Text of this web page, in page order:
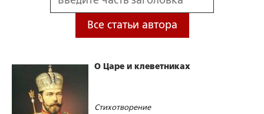
Все статьи автора
О Царе и клеветниках
Стихотворение